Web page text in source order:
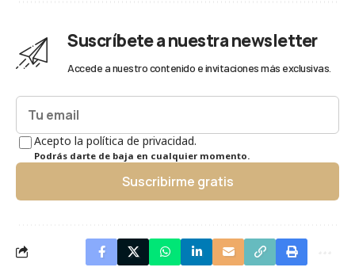
Suscríbete a nuestra newsletter
Accede a nuestro contenido e invitaciones más exclusivas.
Acepto la política de privacidad.
Podrás darte de baja en cualquier momento.
Suscribirme gratis